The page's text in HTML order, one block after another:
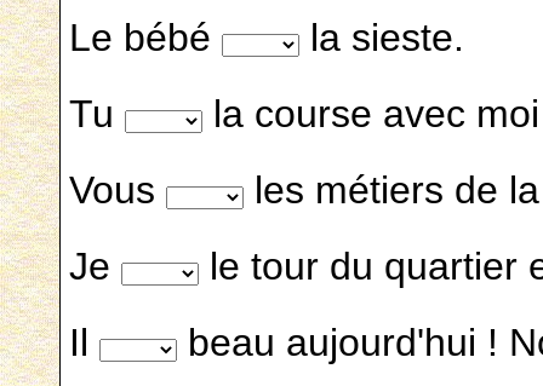
Le bébé
la sieste.
Tu
la course avec
Vous
les métiers de
Je
le tour du quartier
Il
beau aujourd'hui !